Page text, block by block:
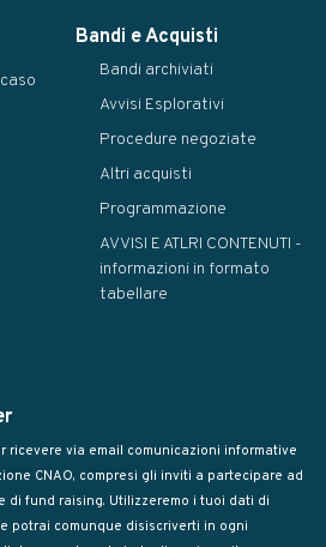
Bandi e Acquisti
Bandi archiviati
Avvisi Esplorativi
Procedure negoziate
Altri acquisti
Programmazione
AVVISI E ATLRI CONTENUTI -
informazioni in formato
tabellare
ricevere via email comunicazioni informative
CNAO, compresi gli inviti a partecipare ad
di fund raising. Utilizzeremo i tuoi dati di
potrai comunque disiscriverti in ogni